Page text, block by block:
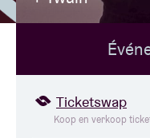
Location de
BRDCSTTicketswap
Koop en verkoop